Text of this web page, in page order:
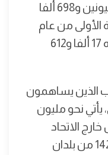
الضمان الاجتماعي الإسباني، مليونين و698 ألفا
الأولى من عام
2023، مسجلا بذلك ارتفاعا قدره 17 ألفا و612
الذين يساهمون
يأتي نحو مليون
دول خارج الاتحاد
الأوروبي، بينما ينحدر 895 ألفا و142 من بلدان